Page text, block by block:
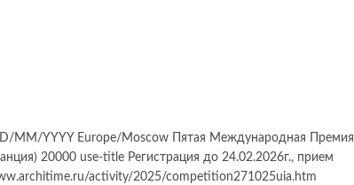
MM/YYYY Europe/Moscow Пятая Международная Премия
20000 use-title Регистрация до 24.02.2026г., прием
activity/2025/competition271025uia.htm